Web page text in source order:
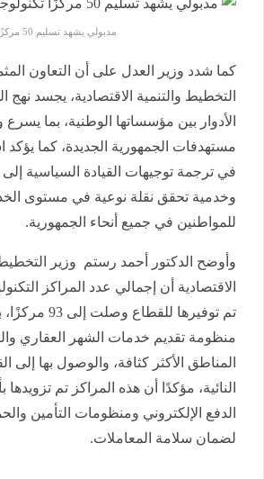
مدبولي يشهد تسليم 50 مركزًا تكنولوجيًا متنقلًا لـ "العدل"
كما شدد وزير العدل على أن التعاون
التخطيط والتنمية الاقتصادية، يجسد نهج
الأدوار بين مؤسساتها الوطنية، بما يسرع
مستهدفات الجمهورية الجديدة، كما يؤكد
في ترجمة توجيهات القيادة السياسية
وخدمية تحقق نقلة نوعية في مستوى
للمواطنين في جميع أنحاء الجمهورية.
وأوضح الدكتور أحمد رستم وزير التخطيط
الاقتصادية أن إجمالي عدد المراكز
تم توفيرها
منظومة تقديم خدمات الشهر العقاري
المناطق الأكثر كثافة، والوصول بها إلى
النائية، مؤكدًا أن هذه المراكز تم
الدفع الإلكتروني ومنظومات التأمين
لضمان سلامة المعاملات.